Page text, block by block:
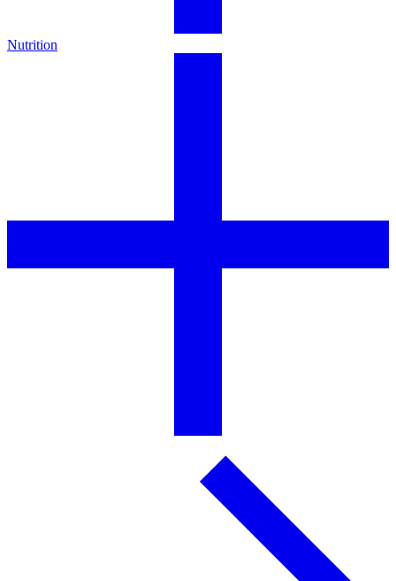
Nutrition